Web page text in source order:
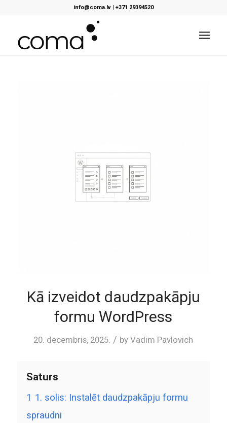
info@coma.lv| +371 29394520
Kā izveidot daudzpakāpju
formu WordPress
20. decembris, 2025. / byVadim Pavlovich
Saturs
1 1. solis: Instalēt daudzpakāpju formu
spraudni